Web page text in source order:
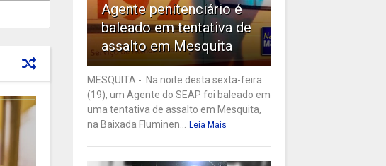
Agente penitenciário é
baleado em tentativa de
assalto em Mesquita
MESQUITA - Na noite desta sexta-feira
(19), um Agente do SEAP foi baleado em
uma tentativa de assalto em Mesquita,
na Baixada Fluminen... Leia Mais